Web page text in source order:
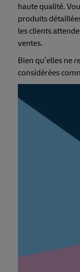
haute qualité.
produits
les clients
ventes.
Bien qu’elles ne
considérées